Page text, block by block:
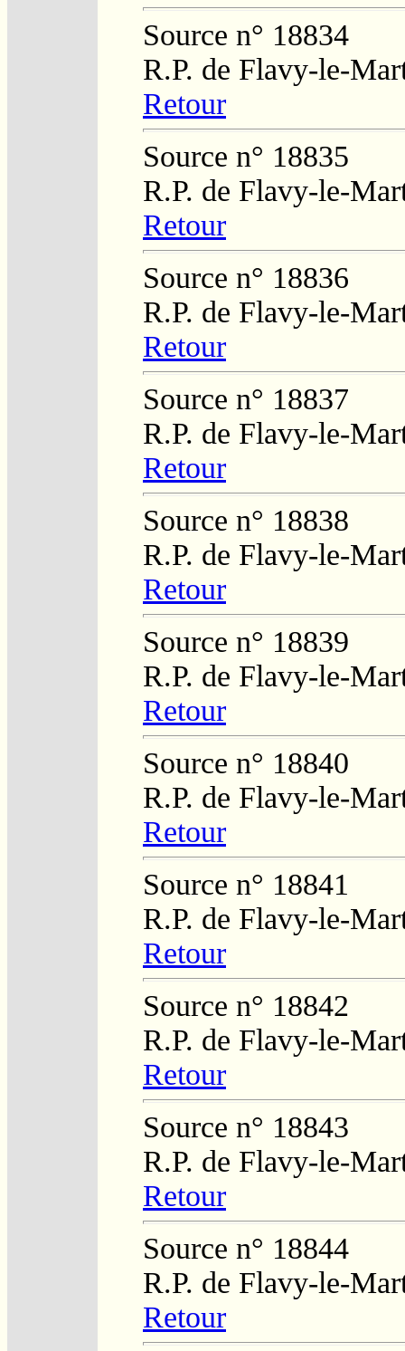
Source n° 18834
R.P. de Flavy-le-
Retour
Source n° 18835
R.P. de Flavy-le-
Retour
Source n° 18836
R.P. de Flavy-le-
Retour
Source n° 18837
R.P. de Flavy-le-
Retour
Source n° 18838
R.P. de Flavy-le-
Retour
Source n° 18839
R.P. de Flavy-le-
Retour
Source n° 18840
R.P. de Flavy-le-
Retour
Source n° 18841
R.P. de Flavy-le-
Retour
Source n° 18842
R.P. de Flavy-le-
Retour
Source n° 18843
R.P. de Flavy-le-
Retour
Source n° 18844
R.P. de Flavy-le-
Retour